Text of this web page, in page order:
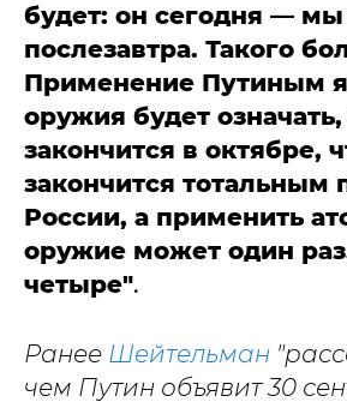
будет: он сегодня — мы
послезавтра. Такого
Применение Путиным
оружия будет
закончится в октябре,
закончится тотальным
России, а применить
оружие может один
четыре".
Ранее Шейтельман
чем Путин объявит 30